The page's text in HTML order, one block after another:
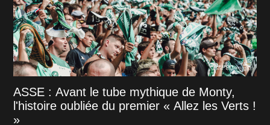
ASSE : Avant le tube mythique de Monty,
l'histoire oubliée du premier « Allez les Verts !
»